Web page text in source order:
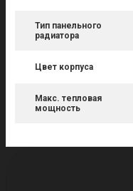
Тип панельного
радиатора
Цвет корпуса
Макс. тепловая
мощность